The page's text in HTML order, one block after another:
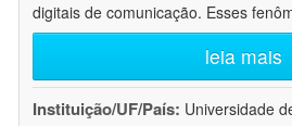
digitais de comunicação. Esses
leia mais
Instituição/UF/País: Universidade